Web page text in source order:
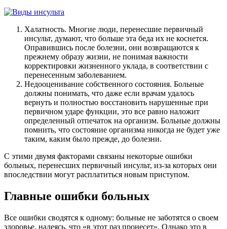
Халатность. Многие люди, перенесшие первичный
инсульт, думают, что больше эта беда их не коснется.
Оправившись после болезни, они возвращаются к
прежнему образу жизни, не понимая важности
корректировки жизненного уклада, в соответствии с
перенесенным заболеванием.
Недооценивание собственного состояния. Больные
должны понимать, что даже если врачам удалось
вернуть и полностью восстановить нарушенные при
первичном ударе функции, это все равно наложит
определенный отпечаток на организм. Больные должны
помнить, что состояние организма никогда не будет уже
таким, каким было прежде, до болезни.
С этими двумя факторами связаны некоторые ошибки
больных, перенесших первичный инсульт, из-за которых они
впоследствии могут расплатиться новым приступом.
Главные ошибки больных
Все ошибки сводятся к одному: больные не заботятся о своем
здоровье, надеясь, что «в этот раз пронесет». Однако это в